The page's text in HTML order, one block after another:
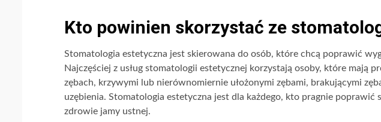
Kto powinien skorzystać ze
Stomatologia estetyczna jest skierowana do osób, które chcą poprawić
Najczęściej z usług stomatologii estetycznej korzystają osoby, które mają
zębach, krzywymi lub nierównomiernie ułożonymi zębami, brakującymi
uzębienia. Stomatologia estetyczna jest dla każdego, kto pragnie poprawić
zdrowie jamy ustnej.